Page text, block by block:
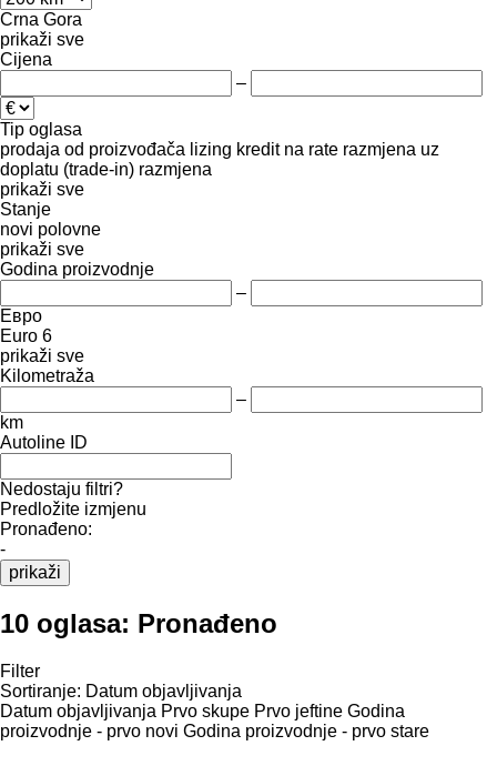
Crna Gora
prikaži sve
Cijena
–
Tip oglasa
prodaja od proizvođača lizing kredit na rate razmjena uz
doplatu (trade-in) razmjena
prikaži sve
Stanje
novi polovne
prikaži sve
Godina proizvodnje
–
Евро
Euro 6
prikaži sve
Kilometraža
–
km
Autoline ID
Nedostaju filtri?
Predložite izmjenu
Pronađeno:
-
prikaži
10 oglasa: Pronađeno
Filter
Sortiranje: Datum objavljivanja
Datum objavljivanja Prvo skupe Prvo jeftine Godina
proizvodnje - prvo novi Godina proizvodnje - prvo stare